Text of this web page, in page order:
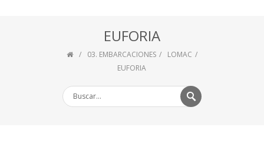
EUFORIA
03. EMBARCACIONES
LOMAC
EUFORIA